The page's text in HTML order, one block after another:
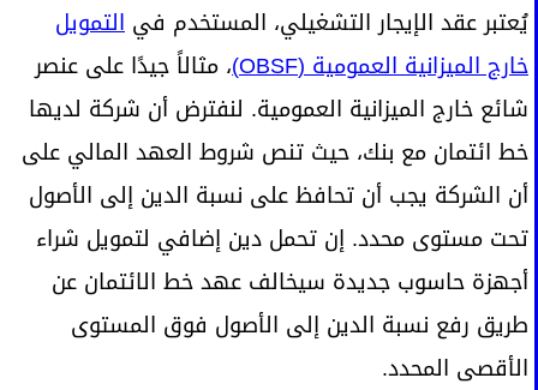
يُعتبر عقد الإيجار التشغيلي، المستخدم في التمويل
خارج الميزانية العمومية (OBSF)
، مثالاً جيدًا على عنصر
شائع خارج الميزانية العمومية. لنفترض أن شركة لديها
خط ائتمان مع بنك، حيث تنص شروط العهد المالي على
أن الشركة يجب أن تحافظ على نسبة الدين إلى الأصول
تحت مستوى محدد. إن تحمل دين إضافي لتمويل شراء
أجهزة حاسوب جديدة سيخالف عهد خط الائتمان عن
طريق رفع نسبة الدين إلى الأصول فوق المستوى
الأقصى المحدد.